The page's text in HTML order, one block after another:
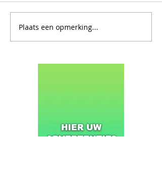
Plaats een opmerking...